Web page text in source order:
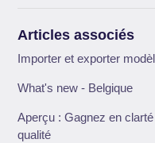
Articles associés
Importer et exporter
What's new - Belgique
Aperçu : Gagnez en
qualité